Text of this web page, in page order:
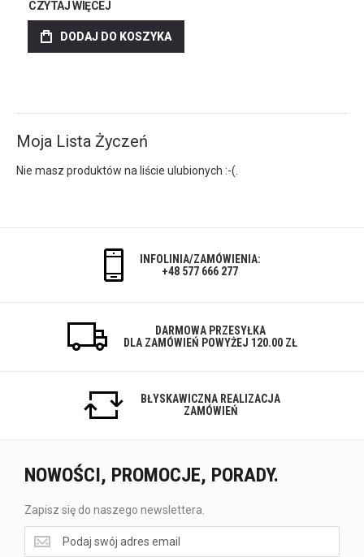
CZYTAJ WIĘCEJ
DODAJ DO KOSZYKA
Moja Lista Życzeń
Nie masz produktów na liście ulubionych :-(.
INFOLINIA/ZAMÓWIENIA:
+48 577 666 277
DARMOWA PRZESYŁKA
DLA ZAMÓWIEŃ POWYŻEJ 120.00 ZŁ
BŁYSKAWICZNA REALIZACJA
ZAMÓWIEŃ
NOWOŚCI, PROMOCJE, PORADY.
Zapisz się do naszego newslettera.
Zapisz
się